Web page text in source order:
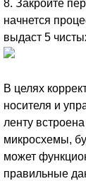
8. Закройте
начнется
выдаст 5
В целях
носителя и
ленту
микросхемы,
может
правильные